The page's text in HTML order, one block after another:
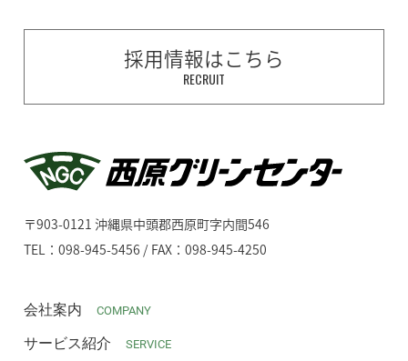
採用情報はこちら
RECRUIT
〒903-0121 沖縄県中頭郡西原町字内間546
TEL：098-945-5456 / FAX：098-945-4250
会社案内 COMPANY
サービス紹介 SERVICE